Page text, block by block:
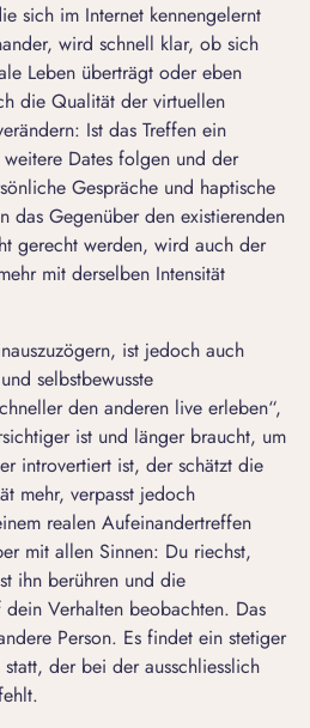
sich im Internet kennengelernt
wird schnell klar, ob sich
Leben überträgt oder eben
die Qualität der virtuellen
Ist das Treffen ein
Dates folgen und der
Gespräche und haptische
das Gegenüber den existierenden
gerecht werden, wird auch der
mit derselben Intensität
ist jedoch auch
selbstbewusste
den anderen live erleben“,
ist und länger braucht, um
introvertiert ist, der schätzt die
mehr, verpasst jedoch
realen Aufeinandertreffen
mit allen Sinnen: Du riechst,
ihn berühren und die
Verhalten beobachten. Das
Person. Es findet ein stetiger
der bei der ausschliesslich